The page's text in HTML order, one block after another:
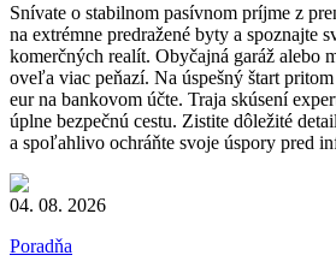
Snívate o stabilnom pasívnom príjme z
na extrémne predražené byty a spoznajte
komerčných realít. Obyčajná garáž alebo
oveľa viac peňazí. Na úspešný štart
eur na bankovom účte. Traja skúsení
úplne bezpečnú cestu. Zistite dôležité
a spoľahlivo ochráňte svoje úspory pred
04. 08. 2026
Poradňa